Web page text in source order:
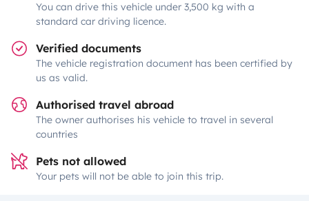
You can drive this vehicle under 3,500 kg with a
standard car driving licence.
Verified documents
The vehicle registration document has been certified by
us as valid.
Authorised travel abroad
The owner authorises his vehicle to travel in several
countries
Pets not allowed
Your pets will not be able to join this trip.